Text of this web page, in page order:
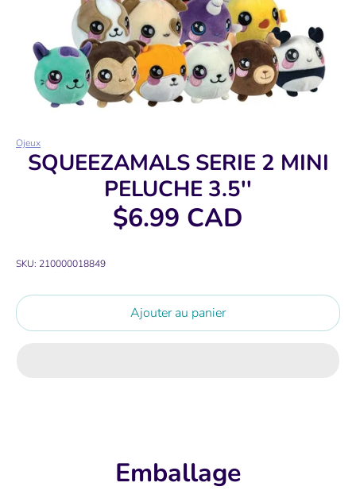
Ojeux
SQUEEZAMALS SERIE 2 MINI
PELUCHE 3.5''
$6.99 CAD
SKU: 210000018849
Ajouter au panier
Emballage